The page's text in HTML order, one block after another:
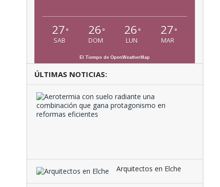
27 °
SAB
26 °
DOM
26 °
LUN
27 °
MAR
El Tiempo de OpenWeatherMap
ÚLTIMAS NOTICIAS:
Arquitectos en Elche